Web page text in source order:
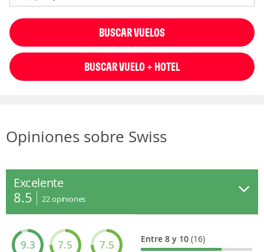
BUSCAR VUELOS
BUSCAR VUELO + HOTEL
Opiniones sobre Swiss
Excelente
8.5 22opiniones
9.3 7.5 7.5 Entre 8 y 10(16)